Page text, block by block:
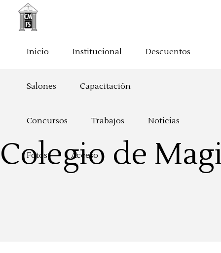
Inicio Institucional Descuentos
Salones Capacitación
Concursos Trabajos Noticias
Fotos Acceso
Colegio de